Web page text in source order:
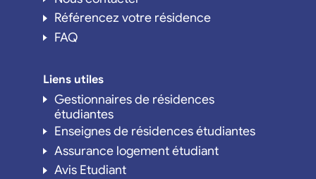
Référencez votre résidence
FAQ
Liens utiles
Gestionnaires de résidences
étudiantes
Enseignes de résidences étudiantes
Assurance logement étudiant
Avis Etudiant